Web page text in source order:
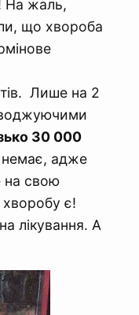
На жаль,
що хвороба
Лише на 2
30 000
немає, адже
на свою
є!
лікування. А